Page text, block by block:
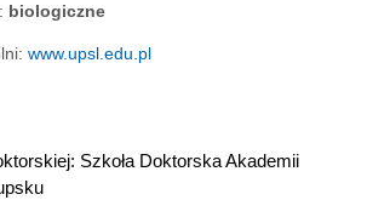
biologiczne
www.upsl.edu.pl
Szkoła Doktorska Akademii